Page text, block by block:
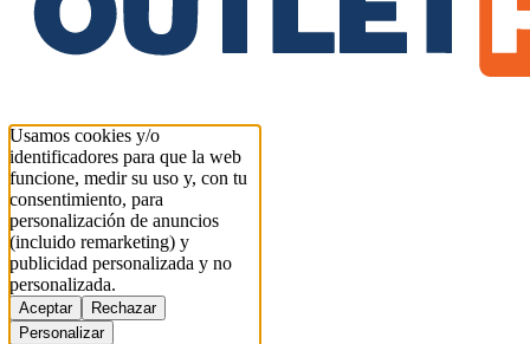
Usamos cookies y/o
identificadores para que la web
funcione, medir su uso y, con tu
consentimiento, para
personalización de anuncios
(incluido remarketing) y
publicidad personalizada y no
personalizada.
Aceptar
Rechazar
Personalizar